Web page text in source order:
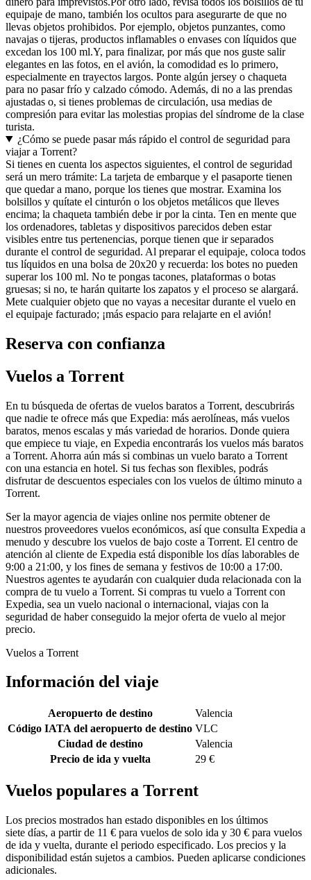
equipaje de mano, también los ocultos para asegurarte de que no
llevas objetos prohibidos. Por ejemplo, objetos punzantes, como
navajas o tijeras, productos inflamables o envases con líquidos que
excedan los 100 ml.Y, para finalizar, por más que nos guste salir
elegantes en las fotos, en el avión, la comodidad es lo primero,
especialmente en trayectos largos. Ponte algún jersey o chaqueta
para no pasar frío y calzado cómodo. Además, di no a las prendas
ajustadas o, si tienes problemas de circulación, usa medias de
compresión para evitar las molestias propias del síndrome de la clase
turista.
¿Cómo se puede pasar más rápido el control de seguridad para
viajar a Torrent?
Si tienes en cuenta los aspectos siguientes, el control de seguridad
será un mero trámite: La tarjeta de embarque y el pasaporte tienen
que quedar a mano, porque los tienes que mostrar. Examina los
bolsillos y quítate el cinturón o los objetos metálicos que lleves
encima; la chaqueta también debe ir por la cinta. Ten en mente que
los ordenadores, tabletas y dispositivos parecidos deben estar
visibles entre tus pertenencias, porque tienen que ir separados
durante el control de seguridad. Al preparar el equipaje, coloca todos
tus líquidos en una bolsa de 20x20 y recuerda: los botes no pueden
superar los 100 ml. No te pongas tacones, plataformas o botas
gruesas; si no, te harán quitarte los zapatos y el proceso se alargará.
Mete cualquier objeto que no vayas a necesitar durante el vuelo en
el equipaje facturado; ¡más espacio para relajarte en el avión!
Reserva con confianza
Vuelos a Torrent
En tu búsqueda de ofertas de vuelos baratos a Torrent, descubrirás
que nadie te ofrece más que Expedia: más aerolíneas, más vuelos
baratos, menos escalas y más variedad de horarios. Donde quiera
que empiece tu viaje, en Expedia encontrarás los vuelos más baratos
a Torrent. Ahorra aún más si combinas un vuelo barato a Torrent
con una estancia en hotel. Si tus fechas son flexibles, podrás
disfrutar de descuentos especiales con los vuelos de último minuto a
Torrent.
Ser la mayor agencia de viajes online nos permite obtener de
nuestros proveedores vuelos económicos, así que consulta Expedia a
menudo y descubre los vuelos de bajo coste a Torrent. El centro de
atención al cliente de Expedia está disponible los días laborables de
9:00 a 21:00, y los fines de semana y festivos de 10:00 a 17:00.
Nuestros agentes te ayudarán con cualquier duda relacionada con la
compra de tu vuelo a Torrent. Si compras tu vuelo a Torrent con
Expedia, sea un vuelo nacional o internacional, viajas con la
seguridad de haber conseguido la mejor oferta de vuelo al mejor
precio.
Vuelos a Torrent
Información del viaje
Aeropuerto de destino
Valencia
Código IATA del aeropuerto de destino VLC
Ciudad de destino
Valencia
Precio de ida y vuelta
29 €
Vuelos populares a Torrent
Los precios mostrados han estado disponibles en los últimos
siete días, a partir de 11 € para vuelos de solo ida y 30 € para vuelos
de ida y vuelta, durante el periodo especificado. Los precios y la
disponibilidad están sujetos a cambios. Pueden aplicarse condiciones
adicionales.